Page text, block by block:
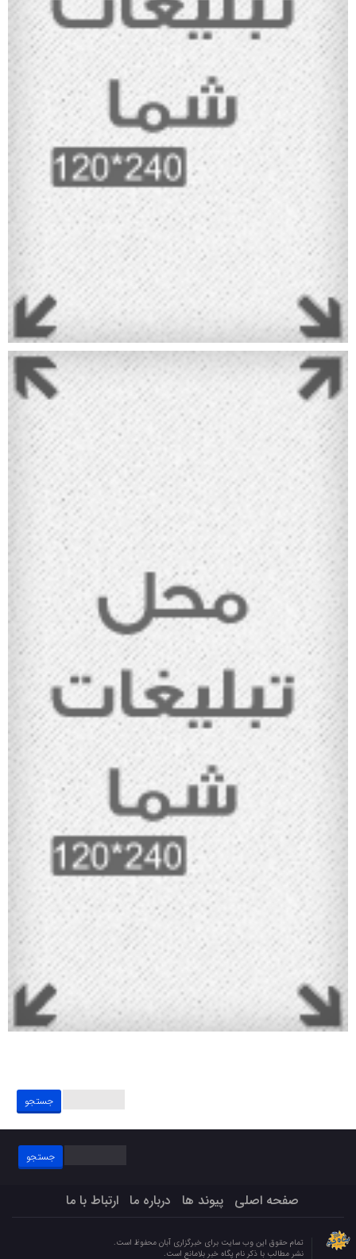
جستجو
برای:
جستجو
برای:
صفحه اصلی پیوند ها درباره ما ارتباط با ما
تمام حقوق این وب سایت برای خبرگزاری آبان محفوظ است.
نشر مطالب با ذکر نام پگاه خبر بلامانع است.